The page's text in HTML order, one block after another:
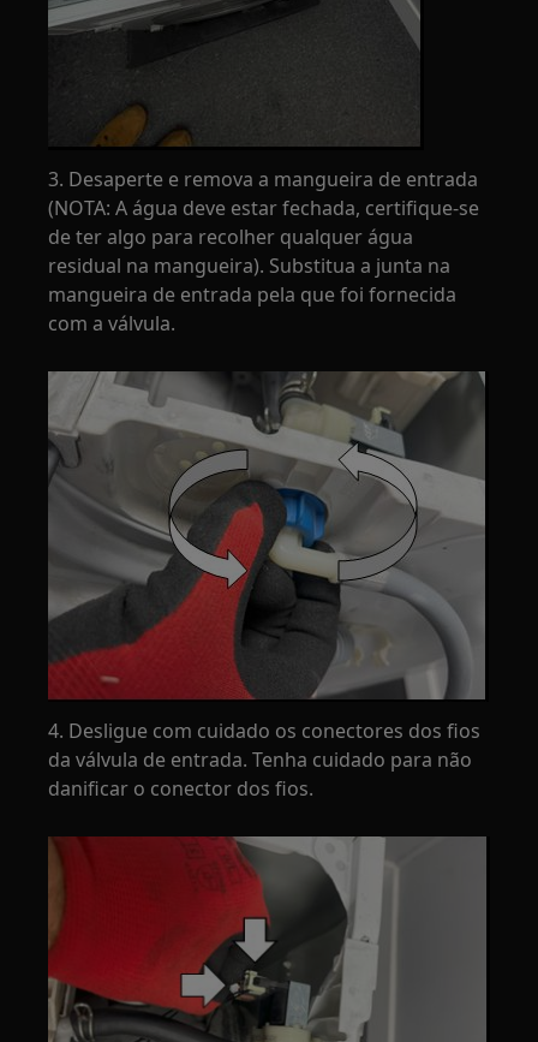
3. Desaperte e remova a mangueira de entrada
(NOTA: A água deve estar fechada, certifique-se
de ter algo para recolher qualquer água
residual na mangueira). Substitua a junta na
mangueira de entrada pela que foi fornecida
com a válvula.
4. Desligue com cuidado os conectores dos fios
da válvula de entrada. Tenha cuidado para não
danificar o conector dos fios.